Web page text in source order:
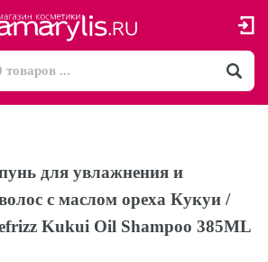
для увлажнения и
с маслом ореха Кукуи /
Kukui Oil Shampoo 385ML